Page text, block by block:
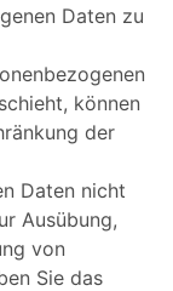
Daten zu
können
der
Daten nicht
Ausübung,
von
Sie das